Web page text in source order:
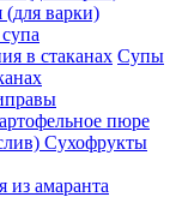
варки)
Супы
пюре
Сухофрукты
из амаранта